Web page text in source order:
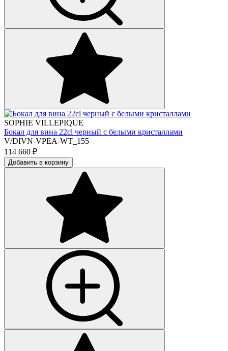
SOPHIE VILLEPIQUE
Бокал для вина 22cl черный с белыми кристаллами
V/DIVN-VPEA-WT_155
114 660 ₽
Добавить в корзину